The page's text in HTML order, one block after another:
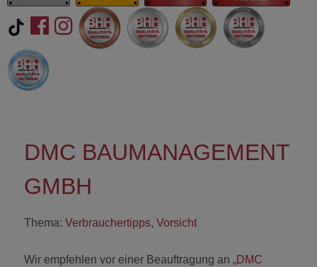
DMC BAUMANAGEMENT
GMBH
Thema: Verbrauchertipps, Vorsicht
Wir empfehlen vor einer Beauftragung an „DMC